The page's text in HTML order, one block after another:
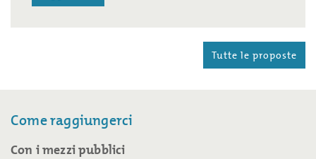
Tutte le proposte
Come raggiungerci
Con i mezzi pubblici